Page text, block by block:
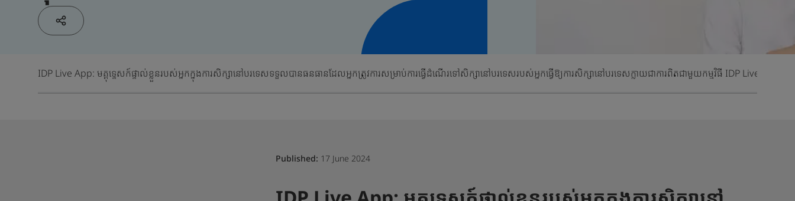
IDP Live App: មគ្គុទ្ទេសក៍ផ្ទាល់ខ្លួនរបស់អ្នកក្នុងការសិក្សានៅបរទេសទទួលបានធនធានដែលអ្នកត្រូវការសម្រាប់ការធ្វើដំណើរទៅសិក្សានៅបរទេសរបស់អ្នកធ្វើឱ្យការសិក្សានៅបរទេសក្លាយជាការពិតជាមួយកម្មវិធី IDP Live
Published: 17 June 2024